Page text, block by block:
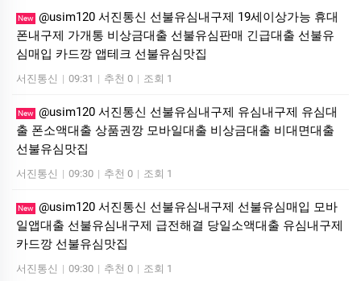
New @usim120 서진통신 선불유심내구제 19세이상가능 휴대
폰내구제 가개통 비상금대출 선불유심판매 긴급대출 선불유
심매입 카드깡 앱테크 선불유심맛집
서진통신 | 09:31 | 추천 0 | 조회 1
New @usim120 서진통신 선불유심내구제 유심내구제 유심대
출 폰소액대출 상품권깡 모바일대출 비상금대출 비대면대출
선불유심맛집
서진통신 | 09:30 | 추천 0 | 조회 1
New @usim120 서진통신 선불유심내구제 선불유심매입 모바
일앱대출 선불유심내구제 급전해결 당일소액대출 유심내구제
카드깡 선불유심맛집
서진통신 | 09:30 | 추천 0 | 조회 1